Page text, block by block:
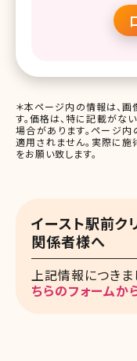
＊本ページ内の情報は、画
す。価格は、特に記載がな
場合があります。ページ
適用されません。実際に施
をお願い致します。
イースト駅前ク
関係者様へ
上記情報につきま
ちらのフォームか